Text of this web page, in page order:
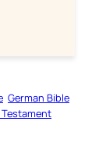
German Bible
Testament